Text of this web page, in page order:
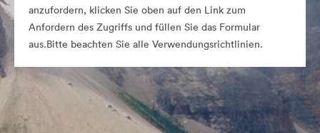
anzufordern, klicken Sie oben auf den Link zum
Anfordern des Zugriffs und füllen Sie das Formular
aus.Bitte beachten Sie alle Verwendungsrichtlinien.